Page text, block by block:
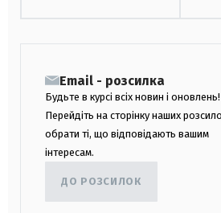
Email - розсилка
Будьте в курсі всіх новин і оновлень!
Перейдіть на сторінку наших
обрати ті, що відповідають вашим
інтересам.
ДО РОЗСИЛОК